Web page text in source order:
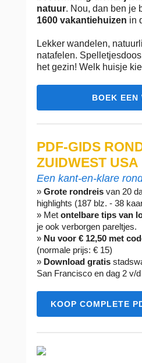
natuur. Nou, dan ben je
1600 vakantiehuizen in
Lekker wandelen,
natafelen.
het gezin! Welk huisje
BOEK EEN
PDF-GIDS
ZUIDWEST USA
Een kant-en-klare
» Grote rondreis van 20
highlights (187 blz. - 38
» Met ontelbare tips van
je ook verborgen pareltjes.
» Nu voor € 12,50 met
(normale prijs: € 15)
» Download gratis
San Francisco en dag 2 v/
KOOP COMPLETE